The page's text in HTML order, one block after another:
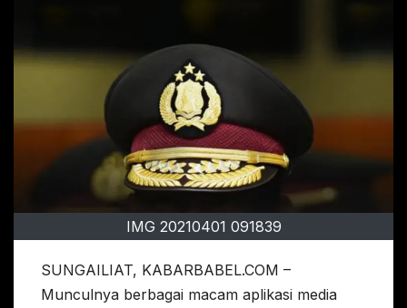
IMG 20210401 091839
SUNGAILIAT, KABARBABEL.COM –
Munculnya berbagai macam aplikasi media